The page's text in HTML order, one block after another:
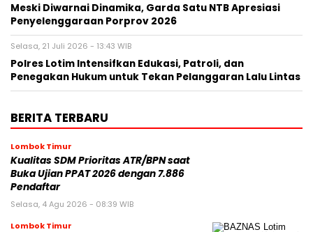
Meski Diwarnai Dinamika, Garda Satu NTB Apresiasi
Penyelenggaraan Porprov 2026 ‎
Selasa, 21 Juli 2026 - 13:43 WIB
Polres Lotim Intensifkan Edukasi, Patroli, dan
Penegakan Hukum untuk Tekan Pelanggaran Lalu Lintas
BERITA TERBARU
Lombok Timur
Kualitas SDM Prioritas ATR/BPN saat
Buka Ujian PPAT 2026 dengan 7.886
Pendaftar
Selasa, 4 Agu 2026 - 08:39 WIB
Lombok Timur